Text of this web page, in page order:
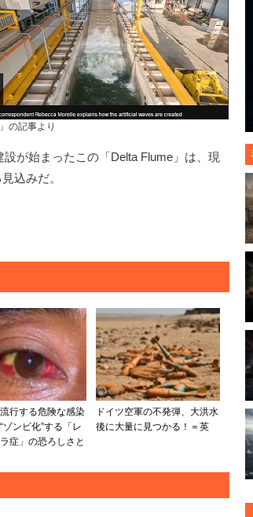
」の記事より
が始まったこの「Delta Flume」は、現
込みだ。
行する危険な感染
ゾンビ化”する「レ
症」の恐ろしさと
ドイツ空軍の不発弾、大洪水
後に大量に見つかる！＝英